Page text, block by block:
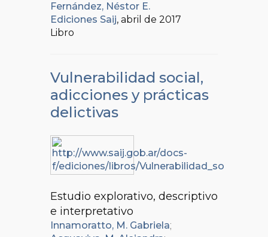
Fernández, Néstor E.
Ediciones Saij, abril de 2017
Libro
Vulnerabilidad social,
adicciones y prácticas
delictivas
Estudio explorativo, descriptivo
e interpretativo
Innamoratto, M. Gabriela;